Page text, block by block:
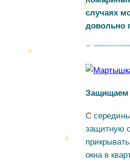
случаях
довольно
Защищаем
С
защитную
окна в